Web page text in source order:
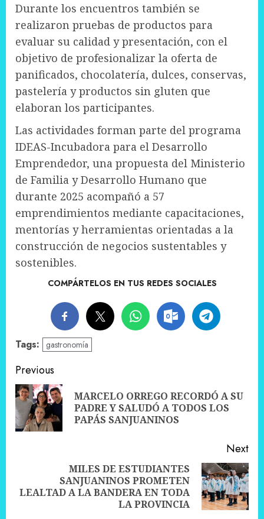
Durante los encuentros también se
realizaron pruebas de productos para
evaluar su calidad y presentación, con el
objetivo de profesionalizar la oferta de
panificados, chocolatería, dulces, conservas,
pastelería y productos sin gluten que
elaboran los participantes.
Las actividades forman parte del programa
IDEAS-Incubadora para el Desarrollo
Emprendedor, una propuesta del Ministerio
de Familia y Desarrollo Humano que
durante 2025 acompañó a 57
emprendimientos mediante capacitaciones,
mentorías y herramientas orientadas a la
construcción de negocios sustentables y
sostenibles.
COMPÁRTELOS EN TUS REDES SOCIALES
Tags: gastronomía
Post
navigation
Previous
MARCELO ORREGO RECORDÓ A SU
PADRE Y SALUDÓ A TODOS LOS
PAPÁS SANJUANINOS
Next
post:
MILES DE ESTUDIANTES
SANJUANINOS PROMETEN
LEALTAD A LA BANDERA EN TODA
LA PROVINCIA